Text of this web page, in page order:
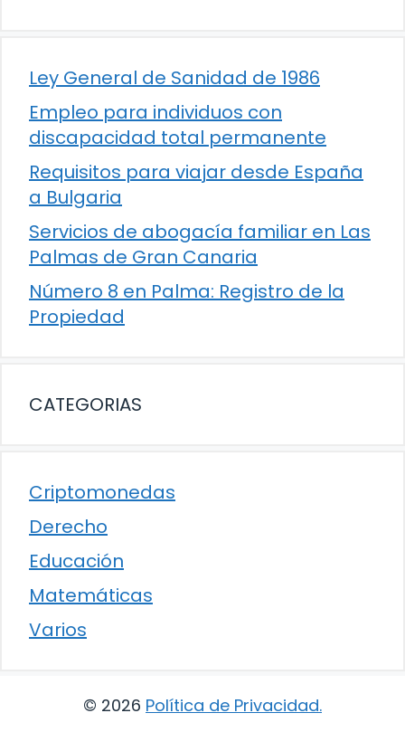
Ley General de Sanidad de 1986
Empleo para individuos con
discapacidad total permanente
Requisitos para viajar desde España
a Bulgaria
Servicios de abogacía familiar en Las
Palmas de Gran Canaria
Número 8 en Palma: Registro de la
Propiedad
CATEGORIAS
Criptomonedas
Derecho
Educación
Matemáticas
Varios
© 2026 Política de Privacidad.